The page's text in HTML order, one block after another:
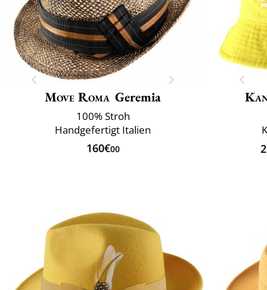
Move Roma Geremia
100% Stroh
Handgefertigt Italien
160€00